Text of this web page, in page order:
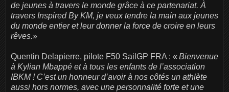
de jeunes à travers le monde grâce à ce partenariat. À
travers Inspired By KM, je veux tendre la main aux jeunes
du monde entier et leur donner la force de croire en leurs
rêves.»
Quentin Delapierre, pilote F50 SailGP FRA : « Bienvenue
à Kylian Mbappé et à tous les enfants de l’association
IBKM ! C’est un honneur d’avoir à nos côtés un athlète
aussi hors normes, avec une personnalité forte et une